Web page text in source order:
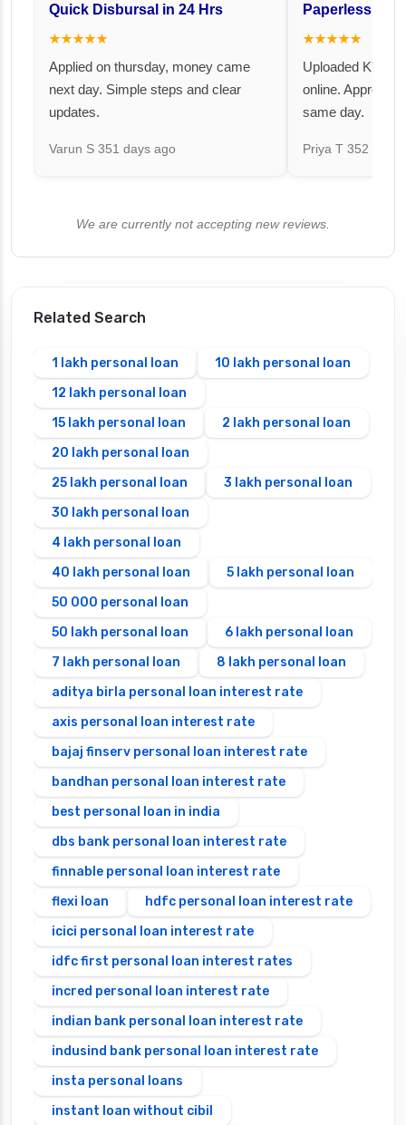
Quick Disbursal in 24 Hrs
★★★★★
Applied on thursday, money came
next day. Simple steps and clear
updates.
Varun S 351 days ago
Paperless and
★★★★★
Uploaded KYC
online. Approval
same day.
Priya T 352 days
We are currently not accepting new reviews.
Related Search
1 lakh personal loan
10 lakh personal loan
12 lakh personal loan
15 lakh personal loan
2 lakh personal loan
20 lakh personal loan
25 lakh personal loan
3 lakh personal loan
30 lakh personal loan
4 lakh personal loan
40 lakh personal loan
5 lakh personal loan
50 000 personal loan
50 lakh personal loan
6 lakh personal loan
7 lakh personal loan
8 lakh personal loan
aditya birla personal loan interest rate
axis personal loan interest rate
bajaj finserv personal loan interest rate
bandhan personal loan interest rate
best personal loan in india
dbs bank personal loan interest rate
finnable personal loan interest rate
flexi loan
hdfc personal loan interest rate
icici personal loan interest rate
idfc first personal loan interest rates
incred personal loan interest rate
indian bank personal loan interest rate
indusind bank personal loan interest rate
insta personal loans
instant loan without cibil